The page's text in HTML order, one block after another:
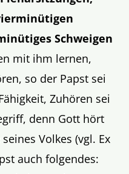
Schweigen
mit ihm lernen,
so der Papst sei
Zuhören sei
denn Gott hört
Volkes (vgl. Ex
auch folgendes: